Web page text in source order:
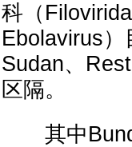
科（
Ebolavirus
Sudan、
区隔。
其中